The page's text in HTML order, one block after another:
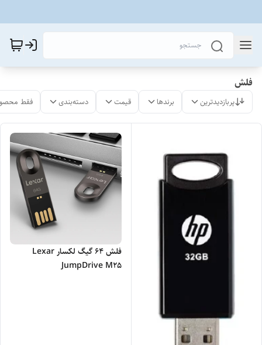
فلش
پربازدیدترین برندها قیمت دسته‌بندی فقط
فلش 64 گیگ لکسار Lexar
JumpDrive M25